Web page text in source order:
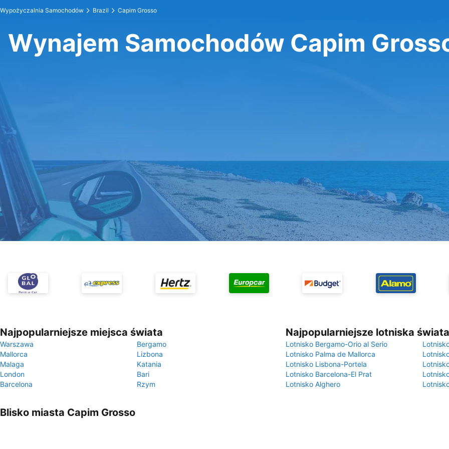
Wypożyczalnia Samochodów Brazil Capim Grosso
Wynajem Samochodów Capim
Najpopularniejsze miejsca świata
Warszawa
Bergamo
Mallorca
Lizbona
Malaga
Katania
London
Bari
Barcelona
Rzym
Najpopularniejsze lotniska świata
Lotnisko Bergamo-Orio al Serio
Lotnisko Palma de Mallorca
Lotnisko Lisbona-Portela
Lotnisko Barcelona-El Prat
Lotnisko Alghero
Blisko miasta Capim Grosso